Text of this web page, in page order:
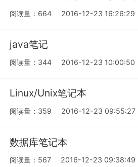
阅读量：664 2016-12-23 16:26:29
java笔记
阅读量：344 2016-12-23 10:00:50
Linux/Unix笔记本
阅读量：359 2016-12-23 09:55:27
数据库笔记本
阅读量：567 2016-12-23 09:38:49